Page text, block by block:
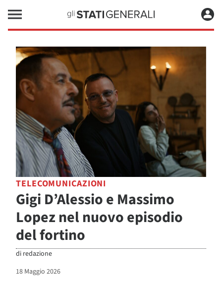
TELECOMUNICAZIONI
Gigi D’Alessio e Massimo
Lopez nel nuovo episodio
del fortino
di redazione
18 Maggio 2026